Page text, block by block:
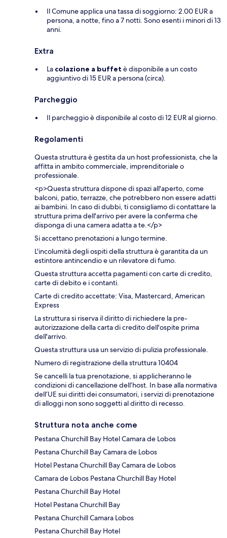
Il Comune applica una tassa di soggiorno: 2.00 EUR a
persona, a notte, fino a 7 notti. Sono esenti i minori di 13
anni.
Extra
La colazione a buffet è disponibile a un costo
aggiuntivo di 15 EUR a persona (circa).
Parcheggio
Il parcheggio è disponibile al costo di 12 EUR al giorno.
Regolamenti
Questa struttura è gestita da un host professionista, che la
affitta in ambito commerciale, imprenditoriale o
professionale.
<p>Questa struttura dispone di spazi all'aperto, come
balconi, patio, terrazze, che potrebbero non essere adatti
ai bambini. In caso di dubbi, ti consigliamo di contattare la
struttura prima dell'arrivo per avere la conferma che
disponga di una camera adatta a te.</p>
Si accettano prenotazioni a lungo termine.
L'incolumità degli ospiti della struttura è garantita da un
estintore antincendio e un rilevatore di fumo.
Questa struttura accetta pagamenti con carte di credito,
carte di debito e i contanti.
Carte di credito accettate: Visa, Mastercard, American
Express
La struttura si riserva il diritto di richiedere la pre-
autorizzazione della carta di credito dell'ospite prima
dell'arrivo.
Questa struttura usa un servizio di pulizia professionale.
Numero di registrazione della struttura 10404
Se cancelli la tua prenotazione, si applicheranno le
condizioni di cancellazione dell’host. In base alla normativa
dell’UE sui diritti dei consumatori, i servizi di prenotazione
di alloggi non sono soggetti al diritto di recesso.
Struttura nota anche come
Pestana Churchill Bay Hotel Camara de Lobos
Pestana Churchill Bay Camara de Lobos
Hotel Pestana Churchill Bay Camara de Lobos
Camara de Lobos Pestana Churchill Bay Hotel
Pestana Churchill Bay Hotel
Hotel Pestana Churchill Bay
Pestana Churchill Camara Lobos
Pestana Churchill Bay Hotel